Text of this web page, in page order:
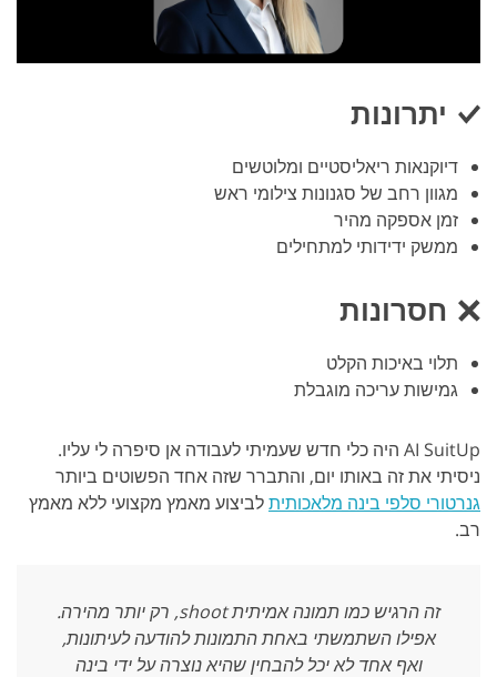
יתרונות
דיוקנאות ריאליסטיים ומלוטשים
מגוון רחב של סגנונות צילומי ראש
זמן אספקה מהיר
ממשק ידידותי למתחילים
חסרונות
תלוי באיכות הקלט
גמישות עריכה מוגבלת
AI SuitUp היה כלי חדש שעמיתי לעבודה אן סיפרה לי עליו.
ניסיתי את זה באותו יום, והתברר שזה אחד הפשוטים ביותר
גנרטורי סלפי בינה מלאכותיתלביצוע מאמץ מקצועי ללא מאמץ
רב.
זה הרגיש כמו תמונה אמיתית shoot, רק יותר מהירה.
אפילו השתמשתי באחת התמונות להודעה לעיתונות,
ואף אחד לא יכל להבחין שהיא נוצרה על ידי בינה